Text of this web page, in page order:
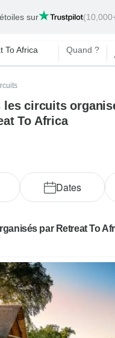
sur
To Africa Quand ?
les circuits
To Africa
Dates
par Retreat To